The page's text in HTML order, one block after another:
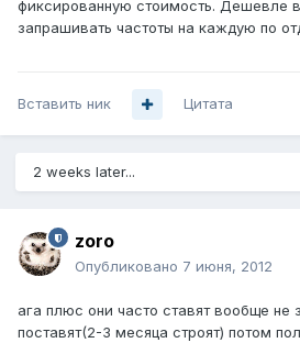
фиксированную стоимость. Дешевле
запрашивать частоты на каждую по
Вставить ник Цитата
2 weeks later...
zoro
Опубликовано 7 июня, 2012
ага плюс они часто ставят вообще не
поставят(2-3 месяца строят) потом